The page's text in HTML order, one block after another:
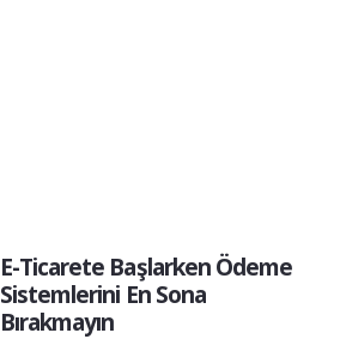
E-Ticarete Başlarken Ödeme
Sistemlerini En Sona
Bırakmayın